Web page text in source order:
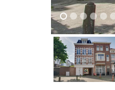
vorige